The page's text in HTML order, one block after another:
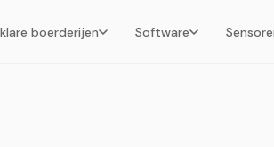
boerderijen Software